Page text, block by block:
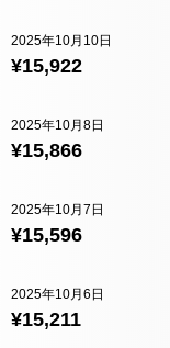
¥15,922
2025年10月10日
¥15,866
2025年10月8日
¥15,596
2025年10月7日
¥15,211
2025年10月6日